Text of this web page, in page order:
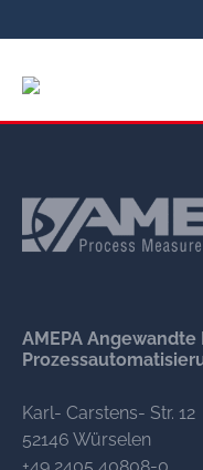
AMEPA
Karl- Carstens- Str. 12
52146 Würselen
+49 2405 40808-0